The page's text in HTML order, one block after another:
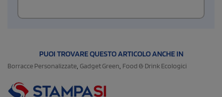
PUOI TROVARE QUESTO ARTICOLO ANCHE IN
Borracce Personalizzate, Gadget Green, Food & Drink Ecologici